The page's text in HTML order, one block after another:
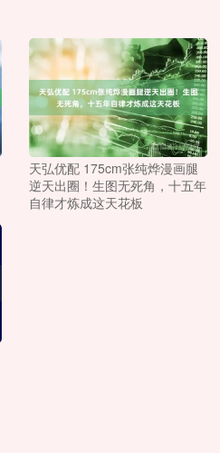
天弘优配 175cm张纯烨漫画腿
逆天出圈！生图无死角，十五年
自律才炼成这天花板